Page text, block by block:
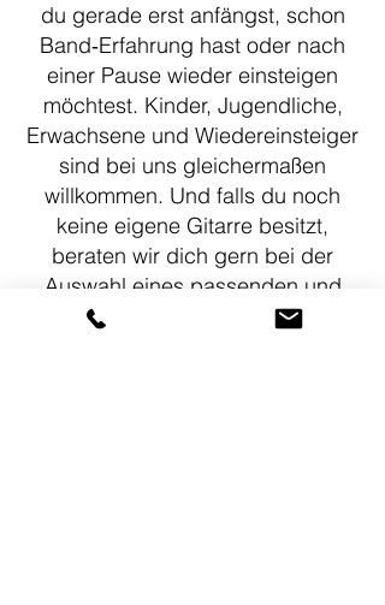
du gerade erst anfängst, schon
Band‑Erfahrung hast oder nach
einer Pause wieder einsteigen
möchtest. Kinder, Jugendliche,
Erwachsene und Wiedereinsteiger
sind bei uns gleichermaßen
willkommen. Und falls du noch
keine eigene Gitarre besitzt,
beraten wir dich gern bei der
Auswahl eines passenden und
bezahlbaren Instruments.